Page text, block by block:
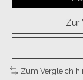
Zur
Zum Vergleich